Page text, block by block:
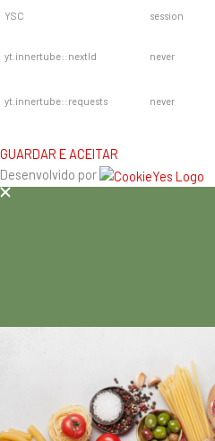
YSC session
yt.innertube::nextId never
yt.innertube::requests never
GUARDAR E ACEITAR
Desenvolvido por